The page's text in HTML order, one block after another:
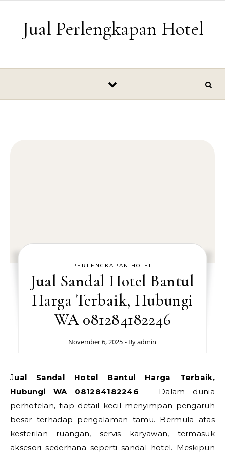
Jual Perlengkapan Hotel
PERLENGKAPAN HOTEL
Jual Sandal Hotel Bantul
Harga Terbaik, Hubungi
WA 081284182246
November 6, 2025 - Byadmin
Jual Sandal Hotel Bantul Harga Terbaik,
Hubungi WA 081284182246 – Dalam dunia
perhotelan, tiap detail kecil menyimpan pengaruh
besar terhadap pengalaman tamu. Bermula atas
kesterilan ruangan, servis karyawan, termasuk
aksesori sederhana seperti sandal hotel. Meskipun